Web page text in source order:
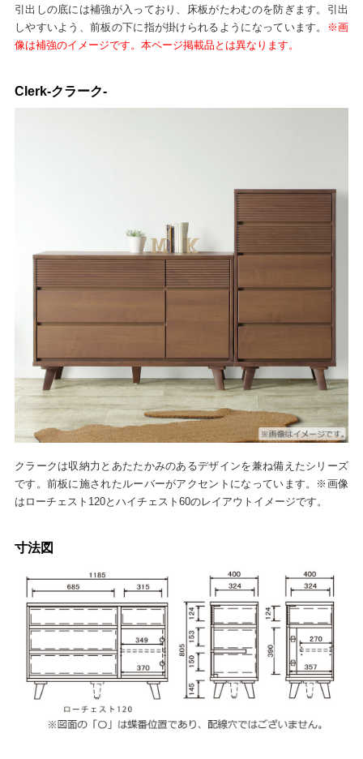
引出しの底には補強が入っており、床板がたわむのを防ぎます。引出
しやすいよう、前板の下に指が掛けられるようになっています。
※画
像は補強のイメージです。本ページ掲載品とは異なります。
Clerk-クラーク-
クラークは収納力とあたたかみのあるデザインを兼ね備えたシリーズ
です。前板に施されたルーバーがアクセントになっています。※画像
はローチェスト120とハイチェスト60のレイアウトイメージです。
寸法図